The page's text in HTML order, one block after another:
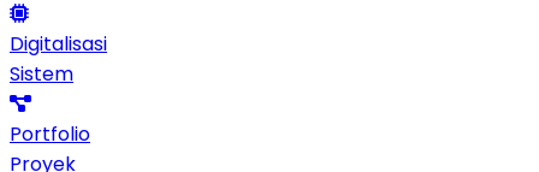
Digitalisasi
Sistem
Portfolio
Proyek